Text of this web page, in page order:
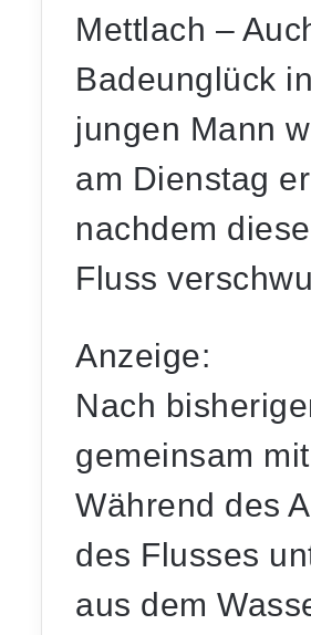
Mettlach –
Badeunglück
jungen Mann
am Dienstag
nachdem
Fluss
Anzeige:
Nach
gemeinsam
Während des
des Flusses
aus dem